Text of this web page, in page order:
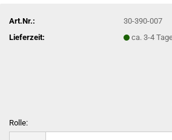
Art.Nr.:
30-390-007
Lieferzeit:
ca. 3-4
Rolle: